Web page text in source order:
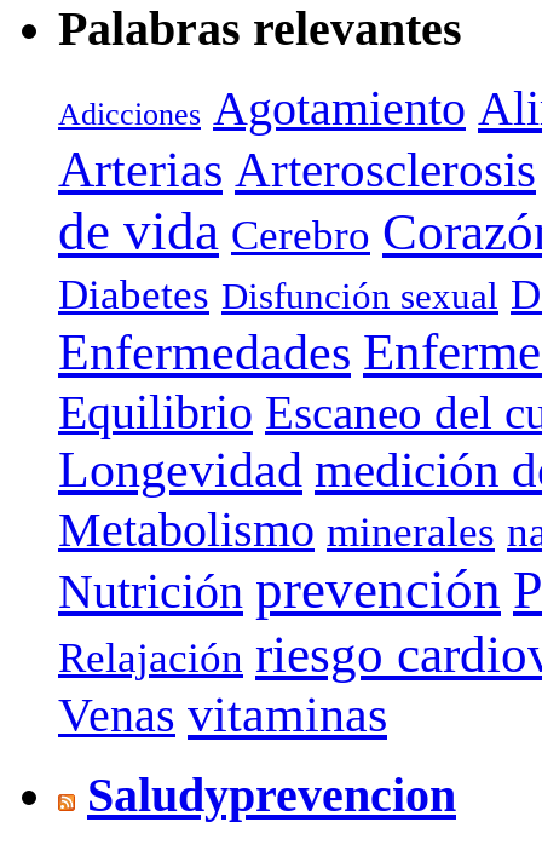
Palabras relevantes
Adicciones Agotamiento
Arterias Arterosclerosis
de vida Cerebro
Diabetes Disfunción sexual
Enfermedades
Equilibrio Escaneo del
Longevidad medición
Metabolismo minerales
Nutrición prevención
Relajación riesgo
Venas vitaminas
Saludyprevencion